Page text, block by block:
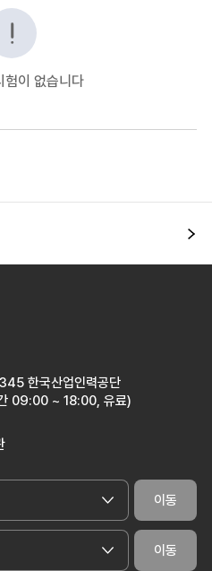
험이 없습니다
한국산업인력공단
09:00 ~ 18:00, 유료)
이동
이동